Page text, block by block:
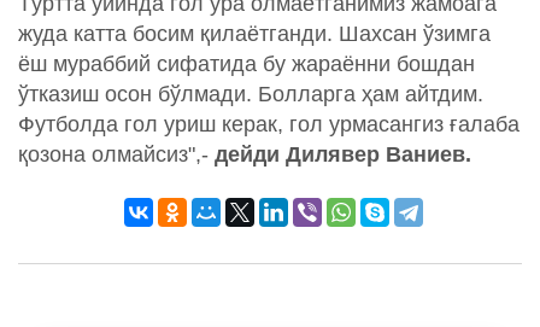
жуда катта босим қилаётганди. Шахсан ўзимга
ёш мураббий сифатида бу жараённи бошдан
ўтказиш осон бўлмади. Болларга ҳам айтдим.
Футболда гол уриш керак, гол урмасангиз ғалаба
қозона олмайсиз",- дейди Дилявер Ваниев.